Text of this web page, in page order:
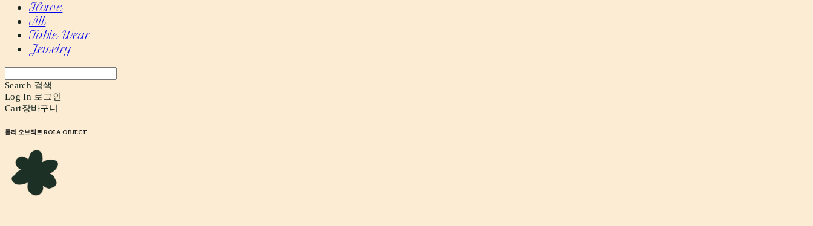
Home
All
Table Wear
Jewelry
Search 검색
Log In 로그인
Cart장바구니
롤라 오브젝트 ROLA OBJECT